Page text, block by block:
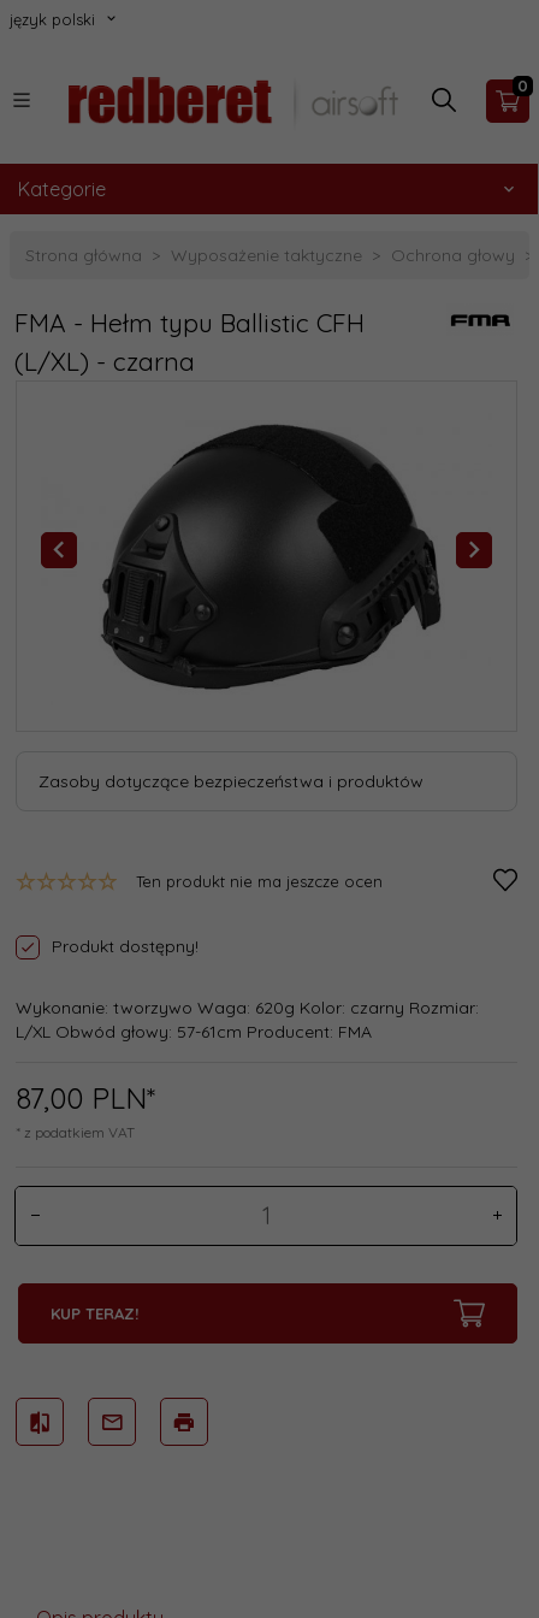
język polski
0
Kategorie
Strona główna Wyposażenie taktyczne Ochrona głowy
FMA - Hełm typu Ballistic CFH
(L/XL) - czarna
Zasoby dotyczące bezpieczeństwa i produktów
Ten produkt nie ma jeszcze ocen
Produkt dostępny!
Wykonanie: tworzywo Waga: 620g Kolor: czarny Rozmiar:
L/XL Obwód głowy: 57-61cm Producent: FMA
87,00 PLN*
* z podatkiem VAT
KUP TERAZ!